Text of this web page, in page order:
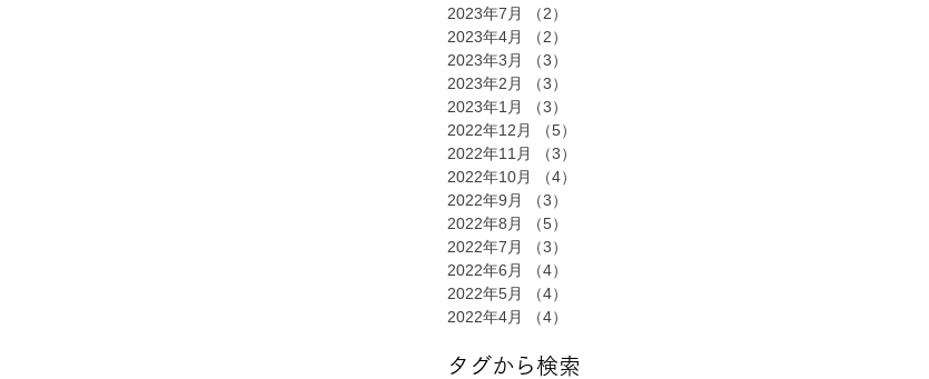
2023年7月
（2）
2023年4月
（2）
2023年3月
（3）
2023年2月
（3）
2023年1月
（3）
2022年12月
（5）
2022年11月
（3）
2022年10月
（4）
2022年9月
（3）
2022年8月
（5）
2022年7月
（3）
2022年6月
（4）
2022年5月
（4）
2022年4月
（4）
タグから検索